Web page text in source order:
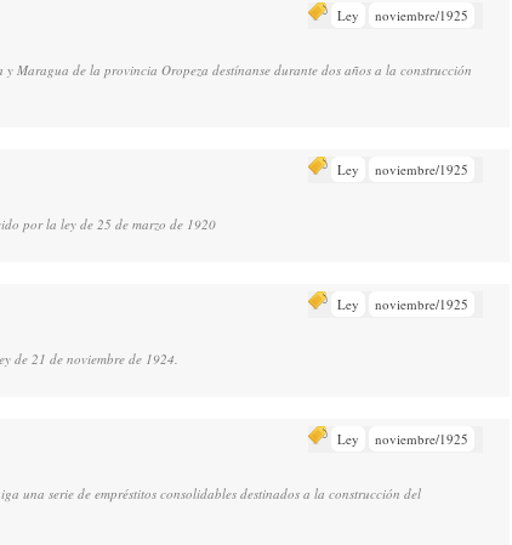
Ley noviembre/1925
Maragua de la provincia Oropeza destínanse durante dos años a la construcción
Ley noviembre/1925
por la ley de 25 de marzo de 1920
Ley noviembre/1925
de 21 de noviembre de 1924.
Ley noviembre/1925
una serie de empréstitos consolidables destinados a la construcción del